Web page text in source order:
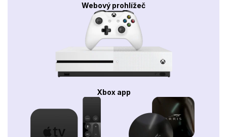
Webový prohlížeč
Xbox app